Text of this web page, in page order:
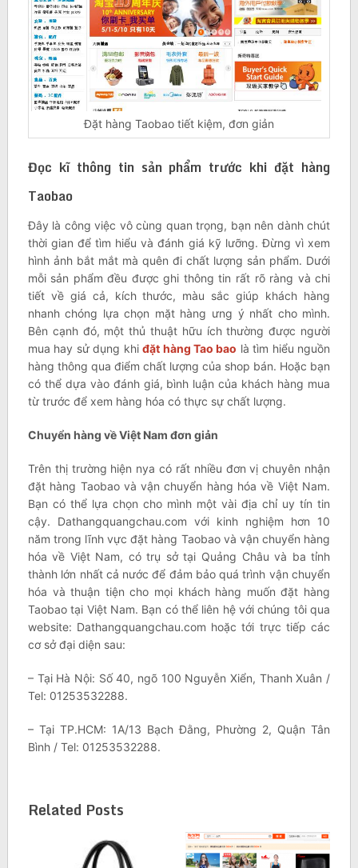
Đặt hàng Taobao tiết kiệm, đơn giản
Đọc kĩ thông tin sản phẩm trước khi đặt hàng
Taobao
Đây là công việc vô cùng quan trọng, bạn nên dành chút
thời gian để tìm hiểu và đánh giá kỹ lưỡng. Đừng vì xem
hình ảnh bắt mắt mà quên đi chất lượng sản phẩm. Dưới
mỗi sản phẩm đều được ghi thông tin rất rõ ràng và chi
tiết về giá cả, kích thước, màu sắc giúp khách hàng
nhanh chóng lựa chọn mặt hàng ưng ý nhất cho mình.
Bên cạnh đó, một thủ thuật hữu ích thường được người
mua hay sử dụng khiđặt hàng Tao bao là tìm hiểu nguồn
hàng thông qua điểm chất lượng của shop bán. Hoặc bạn
có thể dựa vào đánh giá, bình luận của khách hàng mua
từ trước để xem hàng hóa có thực sự chất lượng.
Chuyển hàng về Việt Nam đơn giản
Trên thị trường hiện nya có rất nhiều đơn vị chuyên nhận
đặt hàng Taobao và vận chuyển hàng hóa về Việt Nam.
Bạn có thể lựa chọn cho mình một vài địa chỉ uy tín tin
cậy. Dathangquangchau.com với kinh nghiệm hơn 10
năm trong lĩnh vực đặt hàng Taobao và vận chuyển hàng
hóa về Việt Nam, có trụ sở tại Quảng Châu và ba tỉnh
thành lớn nhất cả nước để đảm bảo quá trình vận chuyển
hóa và thuận tiện cho mọi khách hàng muốn đặt hàng
Taobao tại Việt Nam. Bạn có thể liên hệ với chúng tôi qua
website: Dathangquangchau.com hoặc tới trực tiếp các
cơ sở đại diện sau:
– Tại Hà Nội: Số 40, ngõ 100 Nguyễn Xiển, Thanh Xuân /
Tel: 01253532288.
– Tại TP.HCM: 1A/13 Bạch Đằng, Phường 2, Quận Tân
Bình / Tel: 01253532288.
Related Posts